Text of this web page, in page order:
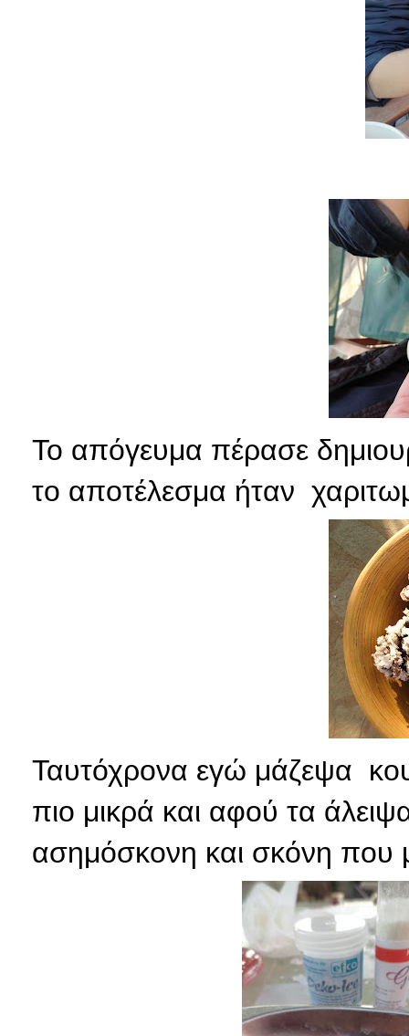
Το απόγευμα πέρασε
το αποτέλεσμα ήταν
Ταυτόχρονα εγώ μάζεψα
πιο μικρά και αφού τα
ασημόσκονη και σκόνη που